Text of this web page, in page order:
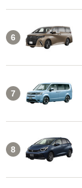
6
7
8